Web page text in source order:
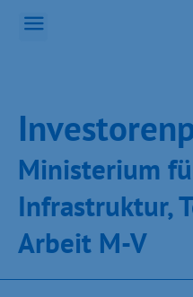
Ministeri­um
Infra­struk­tur,
Ar­beit M-V